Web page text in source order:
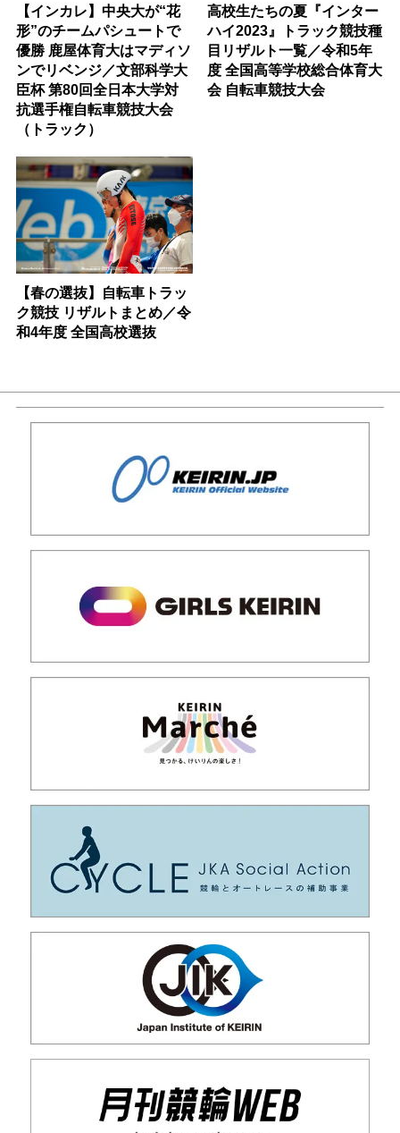
【インカレ】中央大が“花
形”のチームパシュートで
優勝 鹿屋体育大はマディソ
ンでリベンジ／文部科学大
臣杯 第80回全日本大学対
抗選手権自転車競技大会
（トラック）
高校生たちの夏『インター
ハイ2023』トラック競技種
目リザルト一覧／令和5年
度 全国高等学校総合体育大
会 自転車競技大会
【春の選抜】自転車トラッ
ク競技 リザルトまとめ／令
和4年度 全国高校選抜